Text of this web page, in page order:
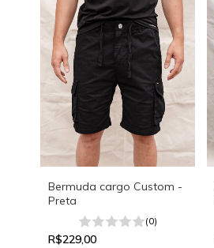
Bermuda cargo Custom -
Preta
(0)
R$229,00